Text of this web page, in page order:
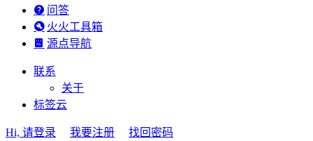
问答
火火工具箱
源点导航
联系
关于
标签云
Hi, 请登录 我要注册
找回密码